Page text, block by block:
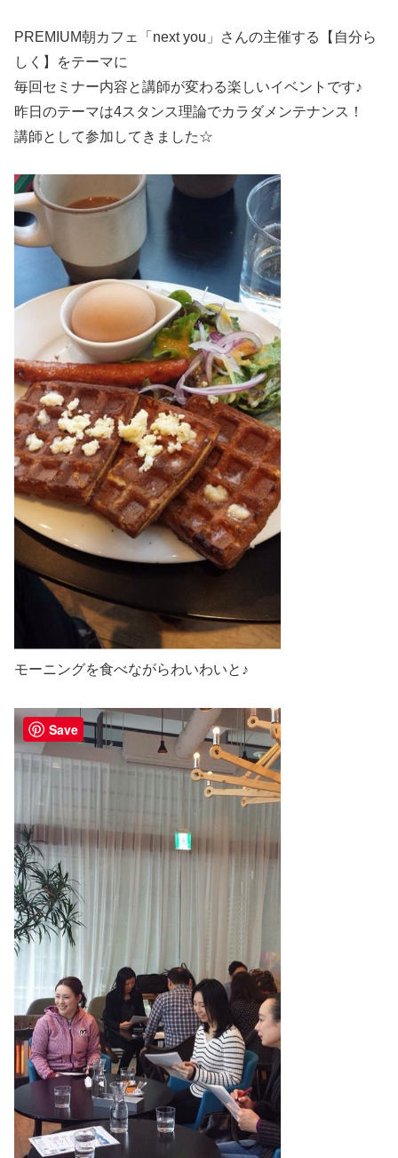
PREMIUM朝カフェ「next you」さんの主催する【自分ら
しく】をテーマに
毎回セミナー内容と講師が変わる楽しいイベントです♪
昨日のテーマは4スタンス理論でカラダメンテナンス！
講師として参加してきました☆
モーニングを食べながらわいわいと♪
Save